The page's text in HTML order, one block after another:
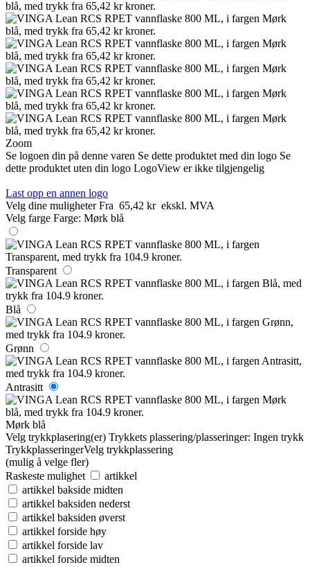
Zoom
Se logoen din på denne varen Se dette produktet med din logo Se
dette produktet uten din logo LogoView er ikke tilgjengelig
Last opp en annen logo
Velg dine muligheter Fra 65,42 kr ekskl. MVA
Velg farge Farge: Mørk blå
Transparent
Blå
Grønn
Antrasitt
Mørk blå
Velg trykkplasering(er) Trykkets plassering/plasseringer: Ingen trykk
TrykkplasseringerVelg trykkplassering
(mulig å velge fler)
Raskeste mulighet
artikkel
artikkel bakside midten
artikkel baksiden nederst
artikkel baksiden øverst
artikkel forside høy
artikkel forside lav
artikkel forside midten